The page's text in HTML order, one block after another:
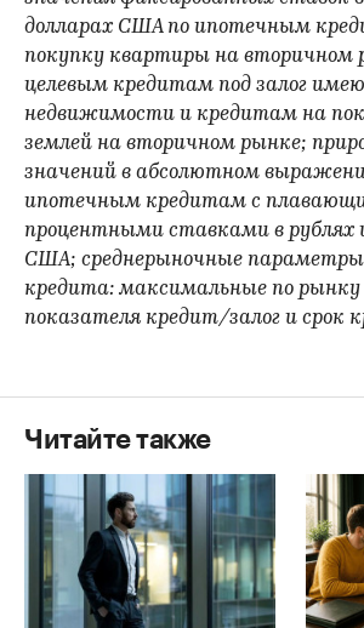
долларах США по ипотечным
покупку квартиры на вторичном
целевым кредитам под залог
недвижимости и кредитам на
землей на вторичном рынке;
значений в абсолютном
ипотечным кредитам с
процентными ставками в рублях
США; среднерыночные параметры
кредита: максимальные по рынку
показателя кредит/залог и срок
Читайте также